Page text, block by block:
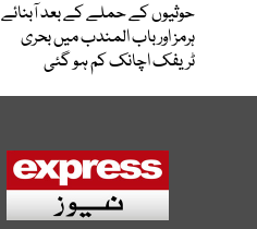
حوثیوں کے حملے کے بعد آبنائے
ہرمز اور باب المندب میں بحری
ٹریفک اچانک کم ہو گئی